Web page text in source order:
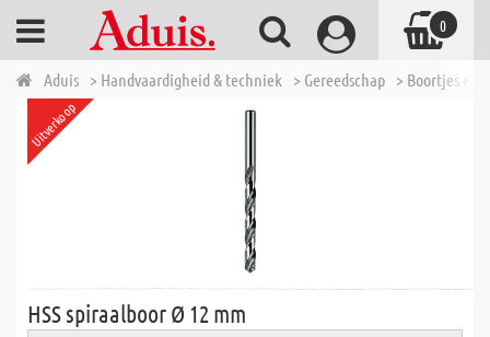
Aduis > Handvaardigheid & techniek > Gereedschap > Boortjes en
Uitverkoop
HSS spiraalboor Ø 12 mm
0